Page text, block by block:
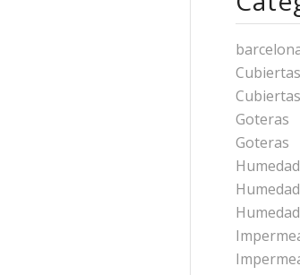
Cubiertas
Cubiertas
Goteras
Goteras